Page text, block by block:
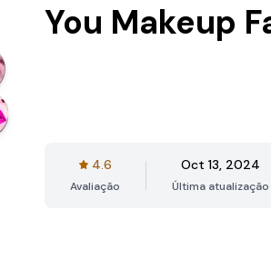
You Makeup
4.6
Avaliação
Oct 13, 2024
Última atualização